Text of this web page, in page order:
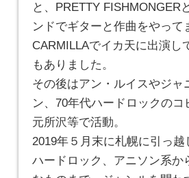
と、PRETTY FISHMONGER
ンドでギターと作曲をやって
CARMILLAでイカ天に出演し
もありました。
その後はアン・ルイスやジャ
ン、70年代ハードロックのコ
元所沢等で活動。
2019年５月末に札幌に引っ越
ハードロック、アニソン系か